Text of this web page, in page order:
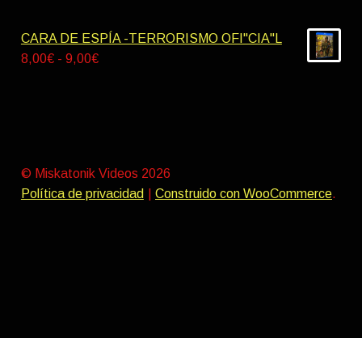
10,00€
precios:
desde
CARA DE ESPÍA -TERRORISMO OFI"CIA"L
8,00€ - 9,00€Rango
9,00€
© Miskatonik Videos 2026
Política de privacidad
Construido con WooCommerce.